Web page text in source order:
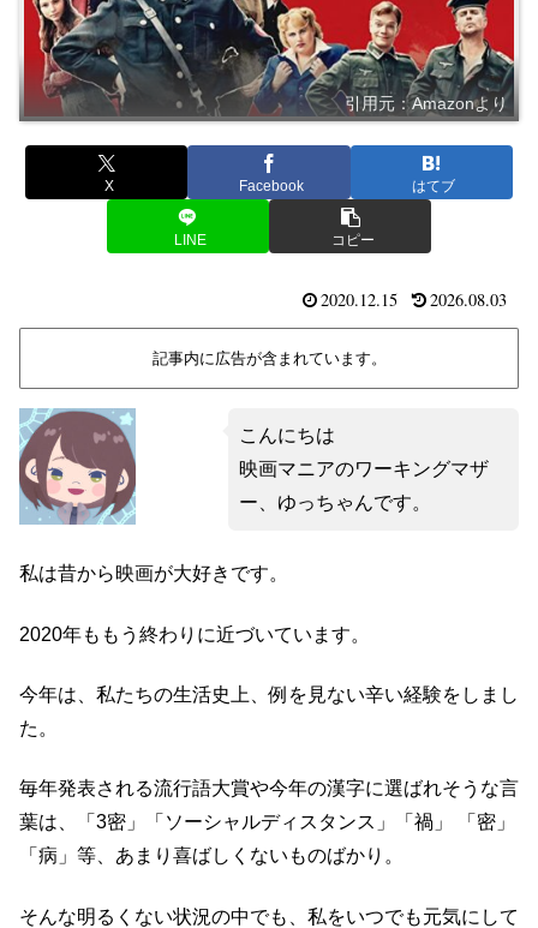
引用元：Amazonより
X Facebook はてブ
LINE コピー
2020.12.15 2026.08.03
記事内に広告が含まれています。
こんにちは
映画マニアのワーキングマザ
ー、ゆっちゃんです。
私は昔から映画が大好きです。
2020年ももう終わりに近づいています。
今年は、私たちの生活史上、例を見ない辛い経験をしまし
た。
毎年発表される流行語大賞や今年の漢字に選ばれそうな言
葉は、「3密」「ソーシャルディスタンス」「禍」 「密」
「病」等、あまり喜ばしくないものばかり。
そんな明るくない状況の中でも、私をいつでも元気にして